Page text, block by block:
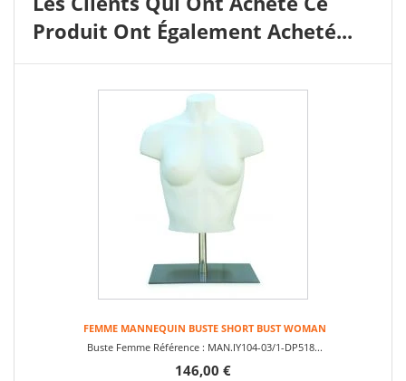
Produit Ont Également Acheté...
FEMME MANNEQUIN BUSTE SHORT BUST WOMAN
Buste Femme Référence : MAN.IY104-03/1-DP518...
146,00 €